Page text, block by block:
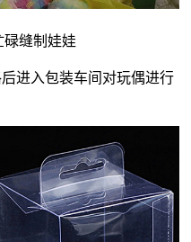
碌缝制娃娃
进入包装车间对玩偶进行